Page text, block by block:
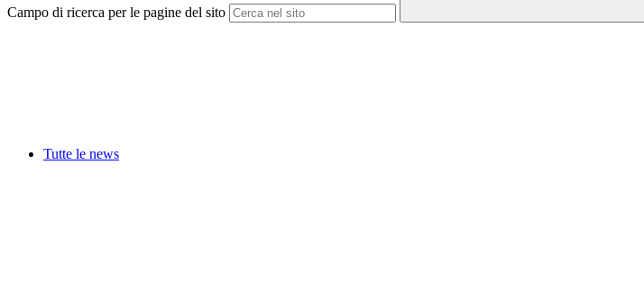
Campo di ricerca per le pagine del sito
Tutte le news